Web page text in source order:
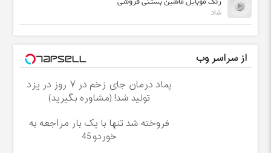
شاد
از سراسر وب
پماد درمان جای زخم در ۷ روز در یزد
تولید شد! (مشاوره بگیرید)
فروخته شد تنها با یک بار مراجعه به
خوردو45